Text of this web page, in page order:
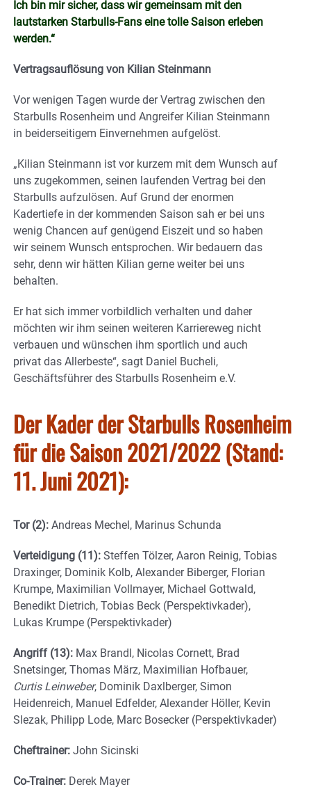
Ich bin mir sicher, dass wir gemeinsam mit den
lautstarken Starbulls-Fans eine tolle Saison erleben
werden.“
Vertragsauflösung von Kilian Steinmann
Vor wenigen Tagen wurde der Vertrag zwischen den
Starbulls Rosenheim und Angreifer Kilian Steinmann
in beiderseitigem Einvernehmen aufgelöst.
„Kilian Steinmann ist vor kurzem mit dem Wunsch auf
uns zugekommen, seinen laufenden Vertrag bei den
Starbulls aufzulösen. Auf Grund der enormen
Kadertiefe in der kommenden Saison sah er bei uns
wenig Chancen auf genügend Eiszeit und so haben
wir seinem Wunsch entsprochen. Wir bedauern das
sehr, denn wir hätten Kilian gerne weiter bei uns
behalten.
Er hat sich immer vorbildlich verhalten und daher
möchten wir ihm seinen weiteren Karriereweg nicht
verbauen und wünschen ihm sportlich und auch
privat das Allerbeste“, sagt Daniel Bucheli,
Geschäftsführer des Starbulls Rosenheim e.V.
Der Kader der Starbulls Rosenheim
für die Saison 2021/2022 (Stand:
11. Juni 2021):
Tor (2): Andreas Mechel, Marinus Schunda
Verteidigung (11): Steffen Tölzer, Aaron Reinig, Tobias
Draxinger, Dominik Kolb, Alexander Biberger, Florian
Krumpe, Maximilian Vollmayer, Michael Gottwald,
Benedikt Dietrich, Tobias Beck (Perspektivkader),
Lukas Krumpe (Perspektivkader)
Angriff (13): Max Brandl, Nicolas Cornett, Brad
Snetsinger, Thomas März, Maximilian Hofbauer,
Curtis Leinweber, Dominik Daxlberger, Simon
Heidenreich, Manuel Edfelder, Alexander Höller, Kevin
Slezak, Philipp Lode, Marc Bosecker (Perspektivkader)
Cheftrainer: John Sicinski
Co-Trainer: Derek Mayer